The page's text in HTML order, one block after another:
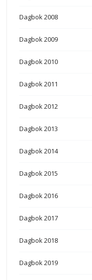
Dagbok 2008
Dagbok 2009
Dagbok 2010
Dagbok 2011
Dagbok 2012
Dagbok 2013
Dagbok 2014
Dagbok 2015
Dagbok 2016
Dagbok 2017
Dagbok 2018
Dagbok 2019